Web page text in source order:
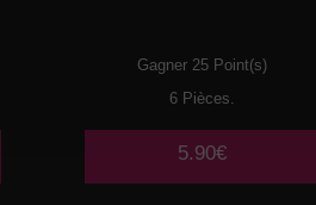
Gagner 25 Point(s)
6 Pièces.
5.90€